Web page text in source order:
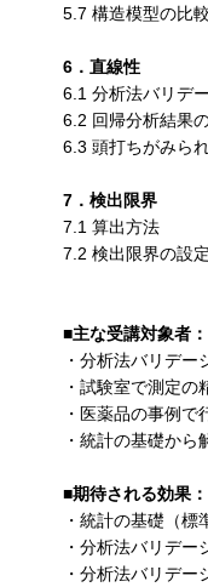
5.7 構造模型の比較
6．直線性
6.1 分析法バリデ
6.2 回帰分析結果
6.3 頭打ちがみら
7．検出限界
7.1 算出方法
7.2 検出限界の設
■主な受講対象者：
・分析法バリデ
・試験室で測定
・医薬品の事例
・統計の基礎か
■期待される効果：
・統計の基礎（
・分析法バリデ
・分析法バリデ